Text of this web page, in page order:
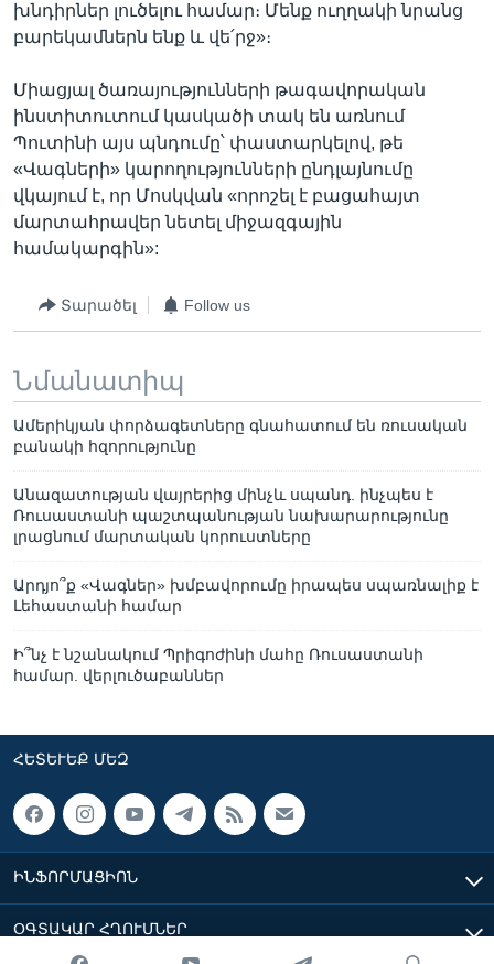
խնդիրներ լուծելու համար։ Մենք ուղղակի նրանց
բարեկամներն ենք և վե՛րջ»։
Միացյալ ծառայությունների թագավորական
ինստիտուտում կասկածի տակ են առնում
Պուտինի այս պնդումը՝ փաստարկելով, թե
«Վագների» կարողությունների ընդլայնումը
վկայում է, որ Մոսկվան «որոշել է բացահայտ
մարտահրավեր նետել միջազգային
համակարգին»:
Տարածել Follow us
Նմանատիպ
Ամերիկյան փորձագետները գնահատում են ռուսական
բանակի հզորությունը
Անազատության վայրերից մինչև սպանդ. ինչպես է
Ռուսաստանի պաշտպանության նախարարությունը
լրացնում մարտական կորուստները
Արդյո՞ք «Վագներ» խմբավորումը իրապես սպառնալիք է
Լեհաստանի համար
Ի՞նչ է նշանակում Պրիգոժինի մահը Ռուսաստանի
համար. վերլուծաբաններ
ՀԵՏԵՒԵՔ ՄԵԶ
ԻՆՖՈՐՄԱՑԻՈՆ
ՕԳՏԱԿԱՐ ՀՂՈՒՄՆԵՐ